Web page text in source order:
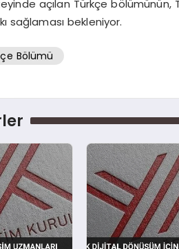
açılan Türkçe bölümünün,
sağlaması bekleniyor.
Bölümü